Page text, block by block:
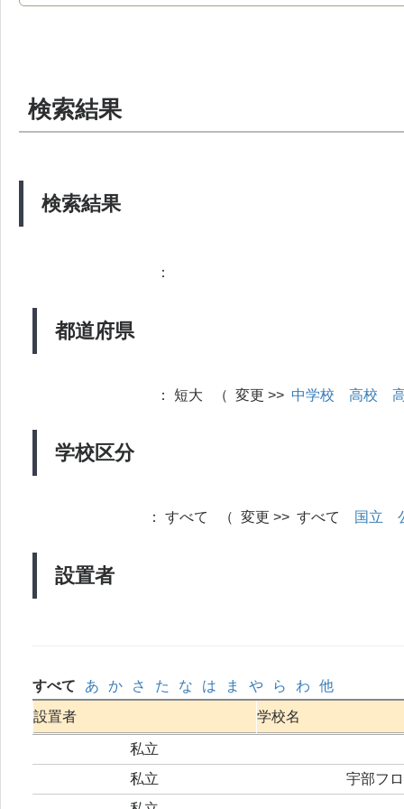
検索結果
検索結果
都道府県
：
学校区分
： 短大 （ 変更 >> 中学校 高校
設置者
： すべて （ 変更 >> すべて 国立
すべて あ か さ た な は ま や ら わ
他
設置者
学校名
私立
私立
宇部フ